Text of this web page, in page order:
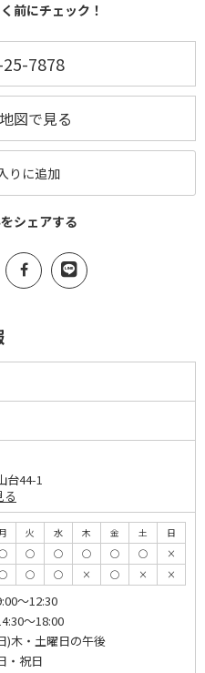
前にチェック！
7878
図で見る
りに追加
シェアする
台44-1
る
火 水 木 金 土
日
◯ ◯ ◯ ◯ ◯
×
◯ ◯ × ◯ × ×
～12:30
～18:00
)木・土曜日の午後
・祝日